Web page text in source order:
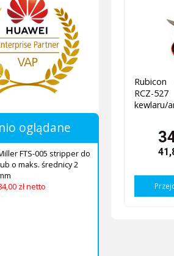
oglądane
FTS-005 stripper do
o maks. średnicy 2
zł netto
Rubicon
RCZ-
kewlaru/